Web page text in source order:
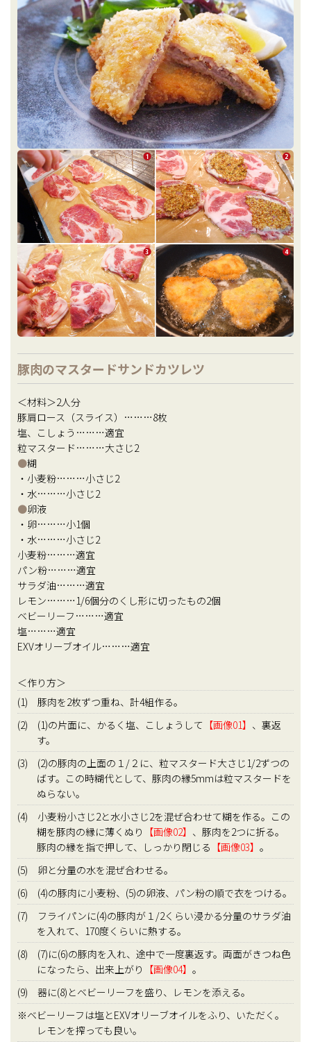
豚肉のマスタードサンドカツレツ
＜材料＞2人分
豚肩ロース（スライス）………8枚
塩、こしょう………適宜
粒マスタード………大さじ2
●糊
・小麦粉………小さじ2
・水………小さじ2
●卵液
・卵………小1個
・水………小さじ2
小麦粉………適宜
パン粉………適宜
サラダ油………適宜
レモン………1/6個分のくし形に切ったもの2個
ベビーリーフ………適宜
塩………適宜
EXVオリーブオイル………適宜
＜作り方＞
(1) 豚肉を2枚ずつ重ね、計4組作る。
(2) (1)の片面に、かるく塩、こしょうして 【画像01】 、裏返
す。
(3) (2)の豚肉の上面の１/２に、粒マスタード大さじ1/2ずつの
ばす。この時糊代として、豚肉の縁5mmは粒マスタードを
ぬらない。
(4) 小麦粉小さじ2と水小さじ2を混ぜ合わせて糊を作る。この
糊を豚肉の縁に薄くぬり 【画像02】 、豚肉を2つに折る。
豚肉の縁を指で押して、しっかり閉じる 【画像03】 。
(5) 卵と分量の水を混ぜ合わせる。
(6) (4)の豚肉に小麦粉、(5)の卵液、パン粉の順で衣をつける。
(7) フライパンに(4)の豚肉が１/2くらい浸かる分量のサラダ油
を入れて、170度くらいに熱する。
(8) (7)に(6)の豚肉を入れ、途中で一度裏返す。両面がきつね色
になったら、出来上がり 【画像04】 。
(9) 器に(8)とベビーリーフを盛り、レモンを添える。
※ベビーリーフは塩とEXVオリーブオイルをふり、いただく。
レモンを搾っても良い。